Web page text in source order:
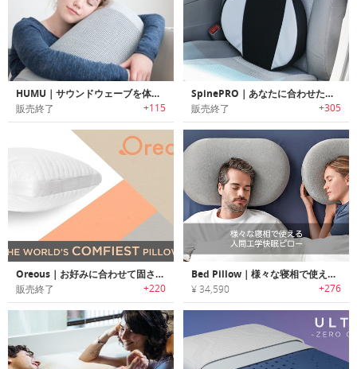
HUMU｜サウンドウェーブを体感可能なパーソナルスマートクッション「フーム」
販売終了 +115
SpinePRO｜あなたに合わせたカスタマイズ可能な姿勢や痛みを改善するクッション「スパインプロ」
販売終了 +305
Oreous｜お好みに合わせて固さやサポート具合を調整可能なピロー「オレアス」
販売終了 +220
Bed Pillow｜様々な寝相で使える人間工学快眠ピロー「ベッドピロー」
¥ 34,590 +276